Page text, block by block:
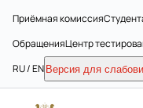
Приёмная комиссия
ОбращенияЦентр
RU / EN Версия для